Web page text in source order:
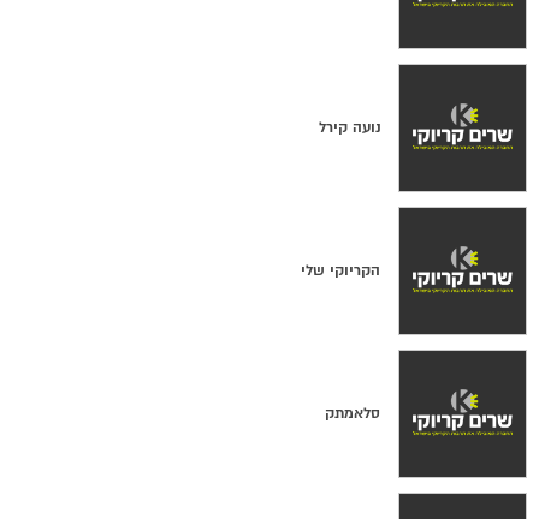
נועה קירל
הקריוקי שלי
סלאמתק